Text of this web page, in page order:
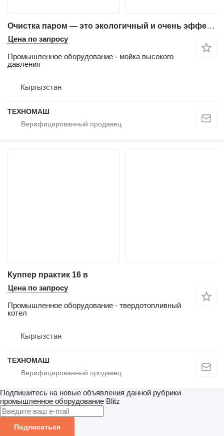
Очистка паром — это экологичный и очень эффективный способ клини
Цена по запросу
Промышленное оборудование - мойка высокого
давления
Кыргызстан
ТЕХНОМАШ
Куппер практик 16 в
Цена по запросу
Промышленное оборудование - твердотопливный
котел
Кыргызстан
ТЕХНОМАШ
Подпишитесь на новые объявления данной рубрики
промышленное оборудование Blitz
Подписаться